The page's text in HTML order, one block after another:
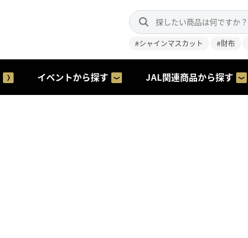
#シャインマスカット #財布
イベントから探す JAL関連商品から探す